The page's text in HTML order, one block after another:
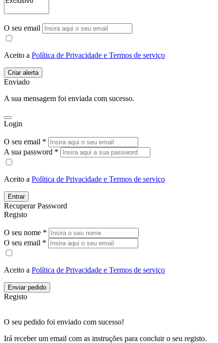
O seu email
Aceito a Política de Privacidade e Termos de serviço
Enviado
A sua mensagem foi enviada com sucesso.
Login
O seu email *
A sua password *
Aceito a Política de Privacidade e Termos de serviço
Entrar
Recuperar Password
Registo
O seu nome *
O seu email *
Aceito a Política de Privacidade e Termos de serviço
Enviar pedido
Registo
O seu pedido foi enviado com sucesso!
Irá receber um email com as instruções para concluir o seu registo.